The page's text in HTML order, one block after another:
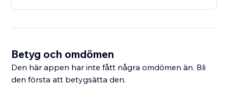
Betyg och omdömen
Den här appen har inte fått några omdömen än. Bli
den första att betygsätta den.